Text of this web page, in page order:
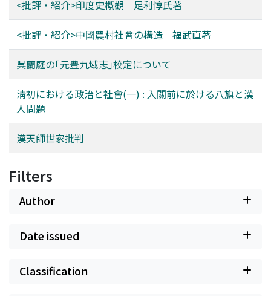
<批評・紹介>印度史概觀 足利惇氏著
<批評・紹介>中國農村社會の構造 福武直著
呉蘭庭の｢元豊九域志｣校定について
淸初における政治と社會(一) : 入關前に於ける八旗と漢
人問題
漢天師世家批判
Filters
Author
Date issued
Classification